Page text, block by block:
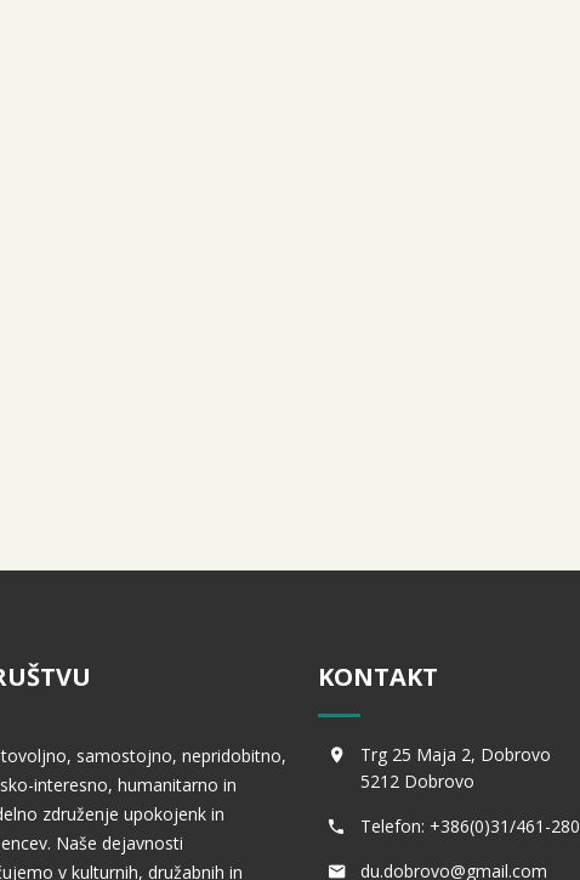
samostojno, nepridobitno,
interesno, humanitarno in
združenje upokojenk in
Naše dejavnosti
v kulturnih, družabnih in
KONTAKT
Trg 25 Maja 2, Dobrovo
5212 Dobrovo
Telefon: +386(0)31/461-280
du.dobrovo@gmail.com